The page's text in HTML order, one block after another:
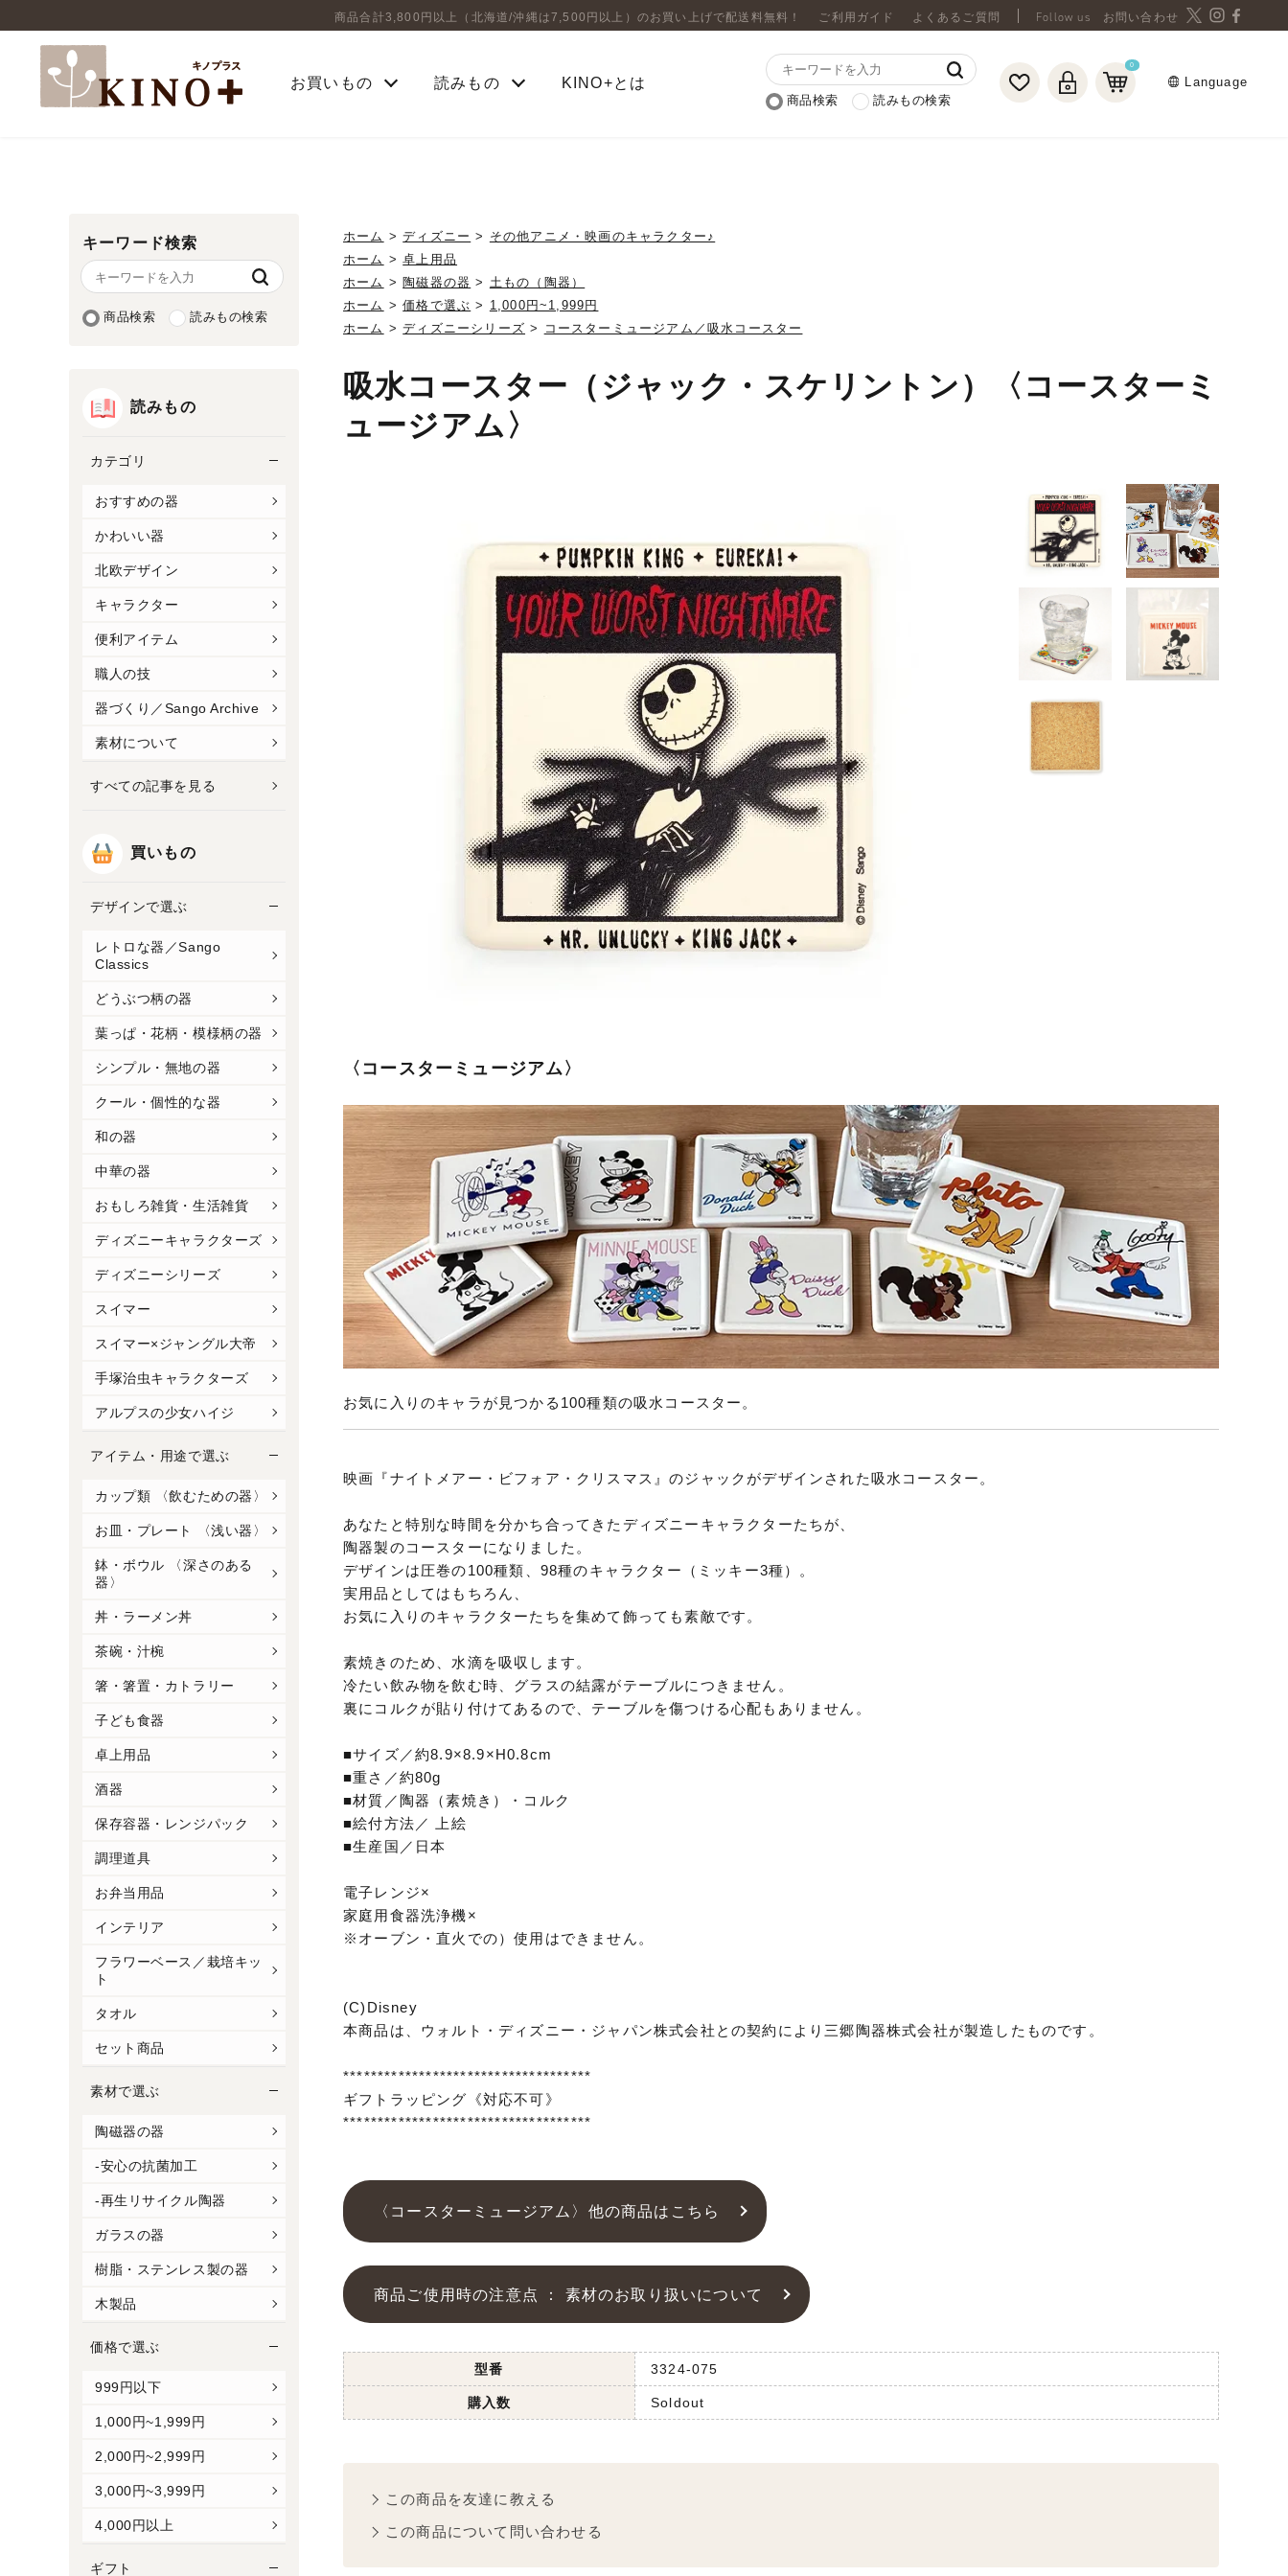
商品合計3,800円以上（北海道/沖縄は7,500円以上）のお買い上げで配送料無料！ ご利用ガイド よくあるご質問 お問い合わせ
お買いもの 読みもの KINO+とは
商品検索 読みもの検索
0
Language
キーワード検索
商品検索 読みもの検索
読みもの
カテゴリ
おすすめの器
かわいい器
北欧デザイン
キャラクター
便利アイテム
職人の技
器づくり／Sango Archive
素材について
すべての記事を見る
買いもの
デザインで選ぶ
レトロな器／Sango
Classics
どうぶつ柄の器
葉っぱ・花柄・模様柄の器
シンプル・無地の器
クール・個性的な器
和の器
中華の器
おもしろ雑貨・生活雑貨
ディズニーキャラクターズ
ディズニーシリーズ
スイマー
スイマー×ジャングル大帝
手塚治虫キャラクターズ
アルプスの少女ハイジ
アイテム・用途で選ぶ
カップ類 〈飲むための器〉
お皿・プレート 〈浅い器〉
鉢・ボウル 〈深さのある
器〉
丼・ラーメン丼
茶碗・汁椀
箸・箸置・カトラリー
子ども食器
卓上用品
酒器
保存容器・レンジパック
調理道具
お弁当用品
インテリア
フラワーベース／栽培キッ
ト
タオル
セット商品
素材で選ぶ
陶磁器の器
-安心の抗菌加工
-再生リサイクル陶器
ガラスの器
樹脂・ステンレス製の器
木製品
価格で選ぶ
999円以下
1,000円~1,999円
2,000円~2,999円
3,000円~3,999円
4,000円以上
ギフト
ホーム >ディズニー > その他アニメ・映画のキャラクター♪
ホーム >卓上用品
ホーム > 陶磁器の器 > 土もの（陶器）
ホーム >価格で選ぶ > 1,000円~1,999円
ホーム >ディズニーシリーズ > コースターミュージアム／吸水コースター
吸水コースター（ジャック・スケリントン）〈コースターミ
ュージアム〉
〈コースターミュージアム〉
お気に入りのキャラが見つかる100種類の吸水コースター。
映画『ナイトメアー・ビフォア・クリスマス』のジャックがデザインされた吸水コースター。
あなたと特別な時間を分かち合ってきたディズニーキャラクターたちが、
陶器製のコースターになりました。
デザインは圧巻の100種類、98種のキャラクター（ミッキー3種）。
実用品としてはもちろん、
お気に入りのキャラクターたちを集めて飾っても素敵です。
素焼きのため、水滴を吸収します。
冷たい飲み物を飲む時、グラスの結露がテーブルにつきません。
裏にコルクが貼り付けてあるので、テーブルを傷つける心配もありません。
■サイズ／約8.9×8.9×H0.8cm
■重さ／約80g
■材質／陶器（素焼き）・コルク
■絵付方法／ 上絵
■生産国／日本
電子レンジ×
家庭用食器洗浄機×
※オーブン・直火での）使用はできません。
(C)Disney
本商品は、ウォルト・ディズニー・ジャパン株式会社との契約により三郷陶器株式会社が製造したものです。
************************************
ギフトラッピング《対応不可》
************************************
〈コースターミュージアム〉他の商品はこちら
商品ご使用時の注意点 ： 素材のお取り扱いについて
型番 3324-075
購入数 Soldout
この商品を友達に教える
この商品について問い合わせる